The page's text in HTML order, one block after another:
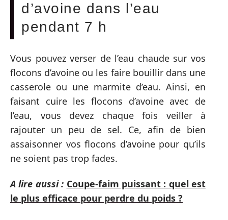
d’avoine dans l’eau
pendant 7 h
Vous pouvez verser de l’eau chaude sur vos
flocons d’avoine ou les faire bouillir dans une
casserole ou une marmite d’eau. Ainsi, en
faisant cuire les flocons d’avoine avec de
l’eau, vous devez chaque fois veiller à
rajouter un peu de sel. Ce, afin de bien
assaisonner vos flocons d’avoine pour qu’ils
ne soient pas trop fades.
A lire aussi : Coupe-faim puissant : quel est
le plus efficace pour perdre du poids ?